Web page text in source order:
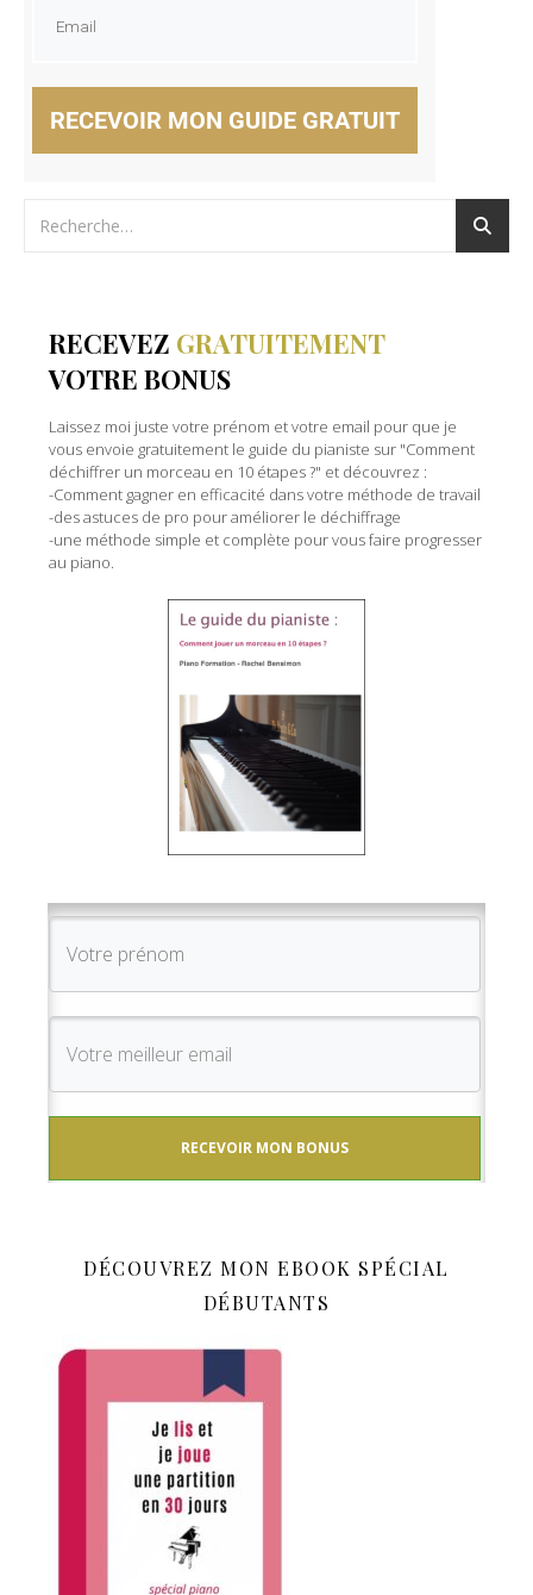
RECEVOIR MON GUIDE GRATUIT
RECEVEZ GRATUITEMENT
VOTRE BONUS
Laissez moi juste votre prénom et votre email pour que je
vous envoie gratuitement le guide du pianiste sur "Comment
déchiffrer un morceau en 10 étapes ?" et découvrez :
-Comment gagner en efficacité dans votre méthode de travail
-des astuces de pro pour améliorer le déchiffrage
-une méthode simple et complète pour vous faire progresser
au piano.
RECEVOIR MON BONUS
DÉCOUVREZ MON EBOOK SPÉCIAL
DÉBUTANTS